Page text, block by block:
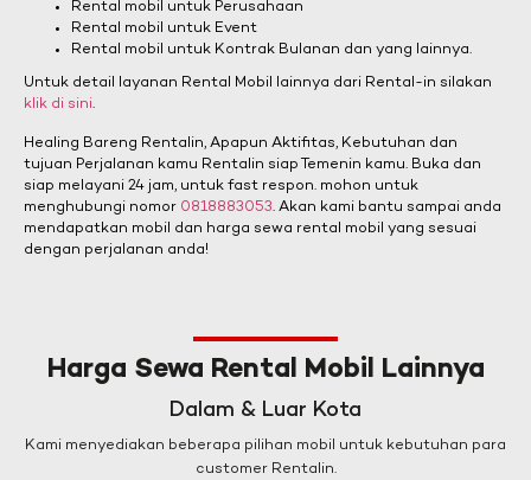
Rental mobil untuk Perusahaan
Rental mobil untuk Event
Rental mobil untuk Kontrak Bulanan dan yang lainnya.
Untuk detail layanan Rental Mobil lainnya dari Rental-in silakan
klik di sini.
Healing Bareng Rentalin, Apapun Aktifitas, Kebutuhan dan
tujuan Perjalanan kamu Rentalin siap Temenin kamu. Buka dan
siap melayani 24 jam, untuk fast respon. mohon untuk
menghubungi nomor 0818883053. Akan kami bantu sampai anda
mendapatkan mobil dan harga sewa rental mobil yang sesuai
dengan perjalanan anda!
Harga Sewa Rental Mobil Lainnya
Dalam & Luar Kota
Kami menyediakan beberapa pilihan mobil untuk kebutuhan para
customer Rentalin.